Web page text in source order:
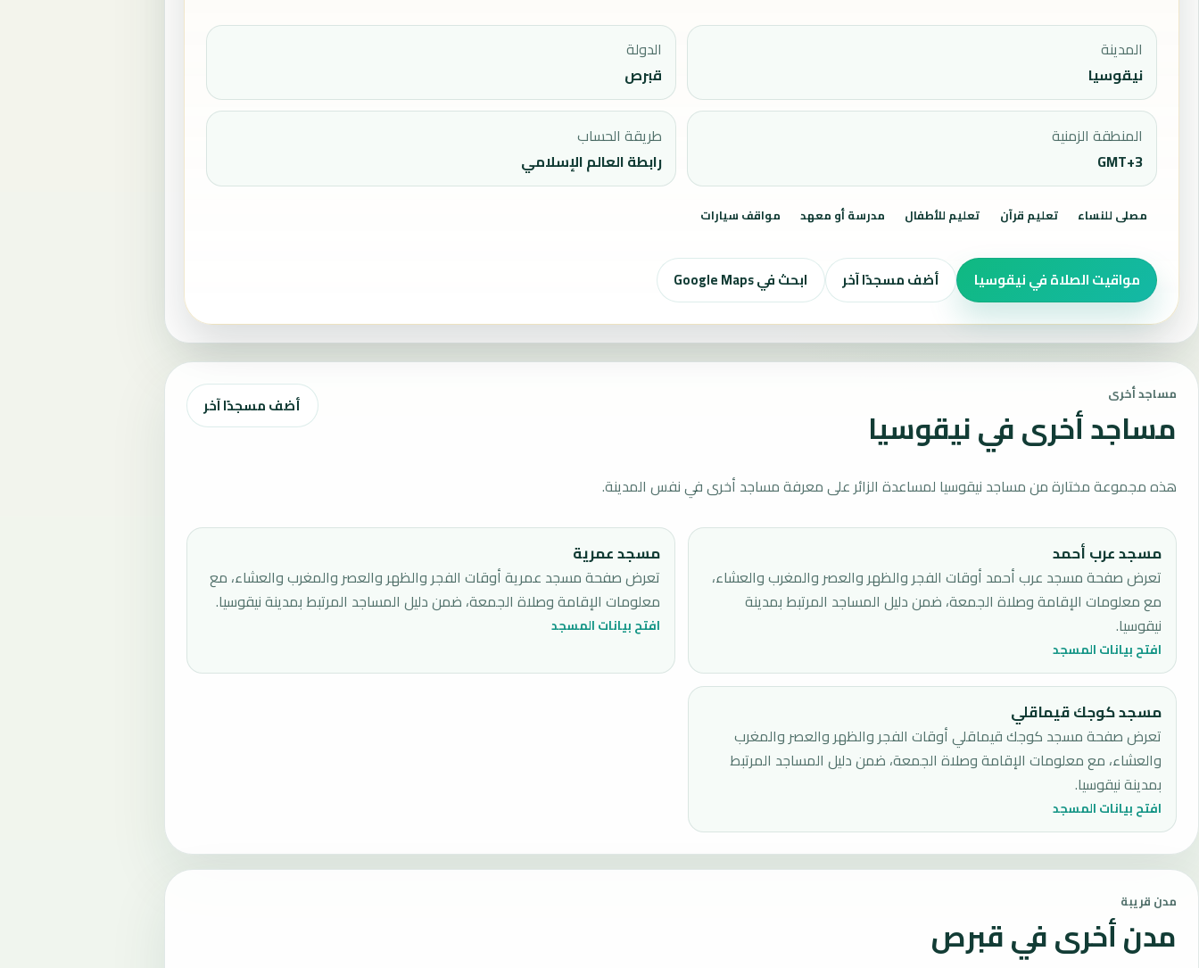
المدينة
نيقوسيا
الدولة
قبرص
المنطقة الزمنية
GMT+3
طريقة الحساب
رابطة العالم الإسلامي
مصلى للنساء تعليم قرآن تعليم للأطفال مدرسة أو معهد مواقف سيارات
مواقيت الصلاة في نيقوسيا أضف مسجدًا آخر ابحث في Google Maps
مساجد أخرى
مساجد أخرى في نيقوسيا أضف مسجدًا آخر
هذه مجموعة مختارة من مساجد نيقوسيا لمساعدة الزائر على معرفة مساجد أخرى في نفس المدينة.
مسجد عرب أحمد
تعرض صفحة مسجد عرب أحمد أوقات الفجر والظهر والعصر والمغرب والعشاء،
مع معلومات الإقامة وصلاة الجمعة، ضمن دليل المساجد المرتبط بمدينة
نيقوسيا.
افتح بيانات المسجد
مسجد عمرية
تعرض صفحة مسجد عمرية أوقات الفجر والظهر والعصر والمغرب والعشاء، مع
معلومات الإقامة وصلاة الجمعة، ضمن دليل المساجد المرتبط بمدينة نيقوسيا.
افتح بيانات المسجد
مسجد كوجك قيماقلي
تعرض صفحة مسجد كوجك قيماقلي أوقات الفجر والظهر والعصر والمغرب
والعشاء، مع معلومات الإقامة وصلاة الجمعة، ضمن دليل المساجد المرتبط
بمدينة نيقوسيا.
افتح بيانات المسجد
مدن قريبة
مدن أخرى في قبرص